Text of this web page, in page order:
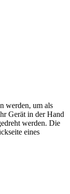
werden, um als
Gerät in der Hand
werden. Die
eines